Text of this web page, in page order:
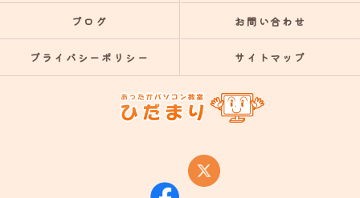
ブログ お問い合わせ
プライバシーポリシー サイトマップ